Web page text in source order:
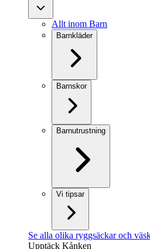
Allt inom Barn
Barnkläder
Barnskor
Barnutrustning
Vi tipsar
Se alla olika ryggsäckar och
Upptäck Kånken